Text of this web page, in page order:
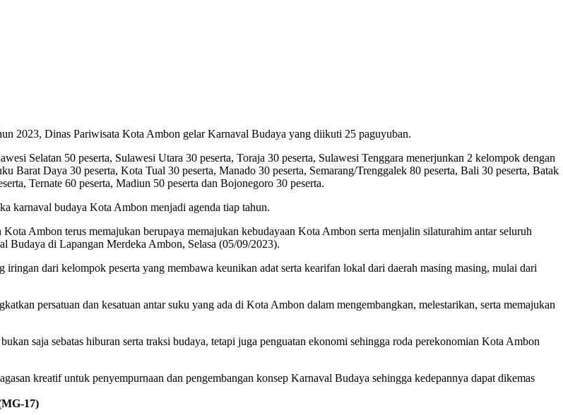
2023, Dinas Pariwisata Kota Ambon gelar Karnaval Budaya yang diikuti 25 paguyuban.
Selatan 50 peserta, Sulawesi Utara 30 peserta, Toraja 30 peserta, Sulawesi Tenggara menerjunkan 2 kelompok dengan
Barat Daya 30 peserta, Kota Tual 30 peserta, Manado 30 peserta, Semarang/Trenggalek 80 peserta, Bali 30 peserta, Batak
Ternate 60 peserta, Madiun 50 peserta dan Bojonegoro 30 peserta.
karnaval budaya Kota Ambon menjadi agenda tiap tahun.
Ambon terus memajukan berupaya memajukan kebudayaan Kota Ambon serta menjalin silaturahim antar seluruh
Budaya di Lapangan Merdeka Ambon, Selasa (05/09/2023).
dari kelompok peserta yang membawa keunikan adat serta kearifan lokal dari daerah masing masing, mulai dari
persatuan dan kesatuan antar suku yang ada di Kota Ambon dalam mengembangkan, melestarikan, serta memajukan
saja sebatas hiburan serta traksi budaya, tetapi juga penguatan ekonomi sehingga roda perekonomian Kota Ambon
kreatif untuk penyempurnaan dan pengembangan konsep Karnaval Budaya sehingga kedepannya dapat dikemas
17)